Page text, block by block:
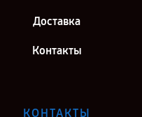
Доставка
Контакты
КОНТАКТЫ